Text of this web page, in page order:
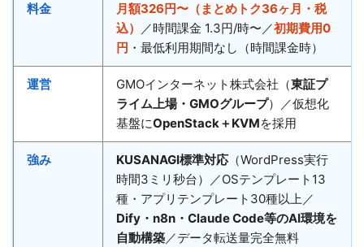
料金
月額326円〜（まとめトク36ヶ月・税
込） ／時間課金 1.3円/時〜／初期費用0
円 ・最低利用期間なし（時間課金時）
運営 GMOインターネット株式会社（東証プ
ライム上場・GMOグループ）／仮想化
基盤にOpenStack＋KVMを採用
強み KUSANAGI標準対応 （WordPress実行
時間3ミリ秒台）／OSテンプレート13
種・アプリテンプレート30種以上／
Dify・n8n・Claude Code等のAI環境を
自動構築／データ転送量完全無料